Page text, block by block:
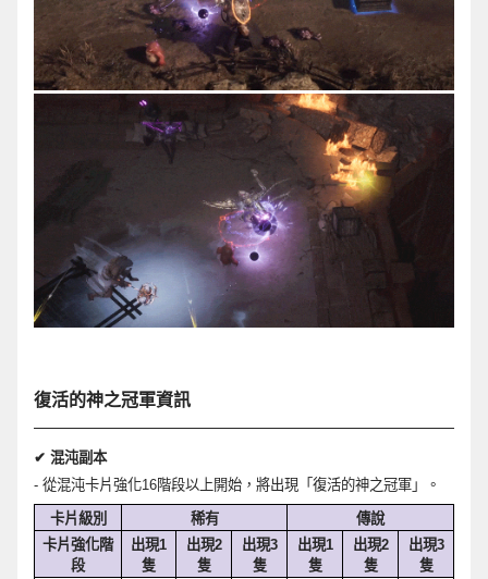
復活的神之冠軍資訊
✔ 混沌副本
- 從混沌卡片強化16階段以上開始，將出現「復活的神之冠軍」。
卡片級別 稀有
傳說
卡片強化階
段
出現1
隻
出現2
隻
出現3
隻
出現1
隻
出現2
隻
出現3
隻